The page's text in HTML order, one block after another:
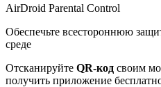
AirDroid Parental Control
Обеспечьте всестороннюю
среде
Отсканируйте QR-код своим
получить приложение